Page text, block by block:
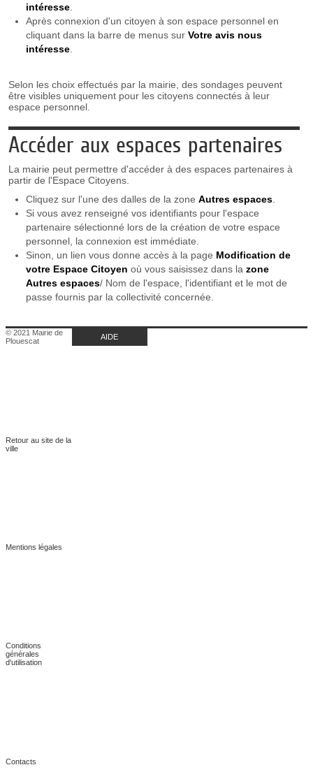
intéresse.
Après connexion d'un citoyen à son espace personnel en
cliquant dans la barre de menus sur Votre avis nous
intéresse.
Selon les choix effectués par la mairie, des sondages peuvent
être visibles uniquement pour les citoyens connectés à leur
espace personnel.
Accéder aux espaces partenaires
La mairie peut permettre d'accéder à des espaces partenaires à
partir de l'Espace Citoyens.
Cliquez sur l'une des dalles de la zone Autres espaces.
Si vous avez renseigné vos identifiants pour l'espace
partenaire sélectionné lors de la création de votre espace
personnel, la connexion est immédiate.
Sinon, un lien vous donne accès à la page Modification de
votre Espace Citoyen où vous saisissez dans la zone
Autres espaces/ Nom de l'espace, l'identifiant et le mot de
passe fournis par la collectivité concernée.
© 2021 Mairie de
Plouescat
Retour au site de la
ville
Mentions légales
Conditions
générales
d'utilisation
Contacts
AIDE